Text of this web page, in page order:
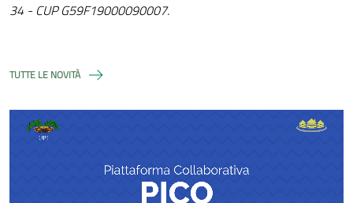
34 - CUP G59F19000090007.
TUTTE LE NOVITÀ